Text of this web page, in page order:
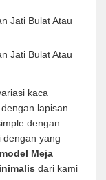
kaca
lapisan
dengan
dengan yang
model Meja
dari kami